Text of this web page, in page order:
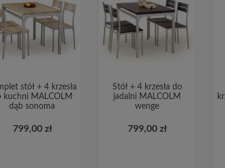
stół + 4 krzesła
kuchni MALCOLM
dąb sonoma
799,00 zł
Stół + 4 krzesła do
jadalni MALCOLM
wenge
799,00 zł